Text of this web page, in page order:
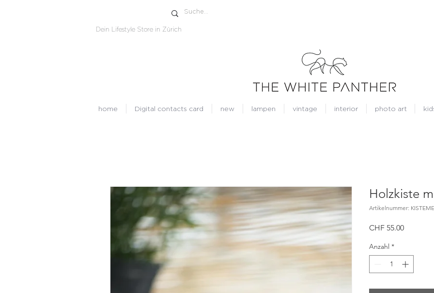
Dein Lifestyle Store in Zürich
home Digital contacts card new lampen vintage interior photo art
Holzkiste
Artikelnummer:
CHF 55.00Preis
Anzahl *